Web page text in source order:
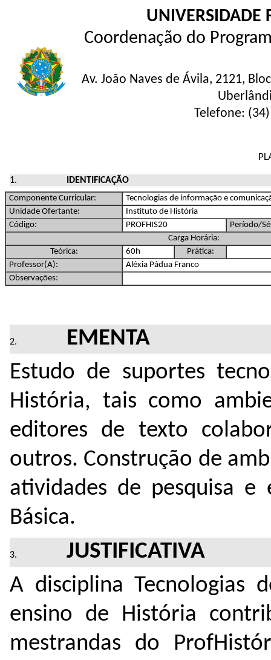
UNIVERSIDADE
Coordenação do
Av. João Naves de Ávila, 2121,
Telefone:
IDENTIFICAÇÃO
Componente Curricular:
Tecnologias de informação e
Unidade Ofertante:
Instituto de História
Código:
PROFHIS20
Período/
Carga Horária:
Teórica:
60h
Prática:
Professor(A):
Aléxia Pádua Franco
Observações:
EMENTA
Estudo de suportes
História, tais como
editores de texto
outros. Construção de
atividades de pesquisa e
Básica.
JUSTIFICATIVA
A disciplina Tecnologias
ensino de História
mestrandas do